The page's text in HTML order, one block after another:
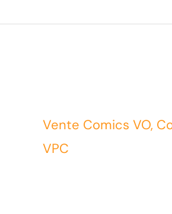
Vente Comics VO,
VPC